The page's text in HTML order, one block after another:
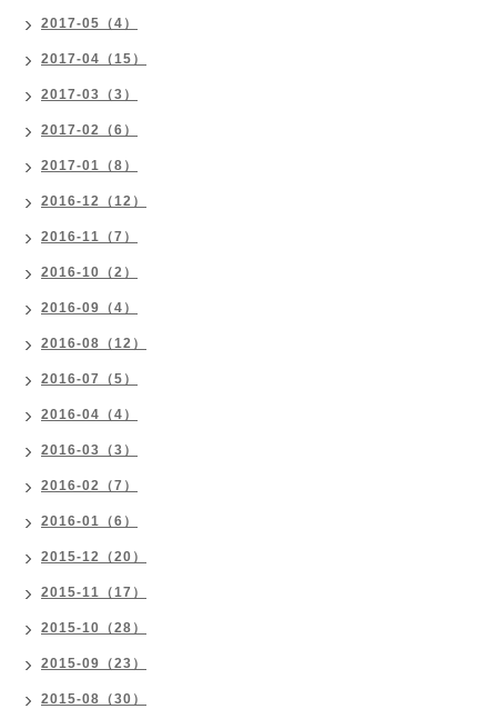
2017-05（4）
2017-04（15）
2017-03（3）
2017-02（6）
2017-01（8）
2016-12（12）
2016-11（7）
2016-10（2）
2016-09（4）
2016-08（12）
2016-07（5）
2016-04（4）
2016-03（3）
2016-02（7）
2016-01（6）
2015-12（20）
2015-11（17）
2015-10（28）
2015-09（23）
2015-08（30）